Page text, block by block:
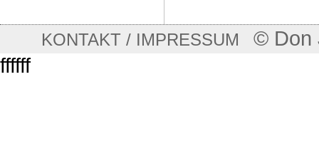
KONTAKT / IMPRESSUM
© Don
ffffff